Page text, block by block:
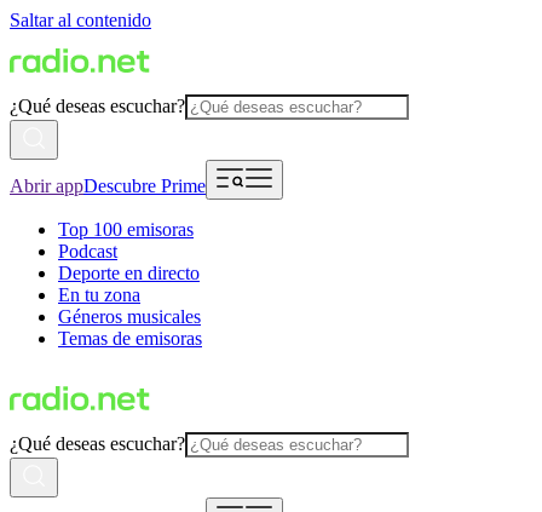
Saltar al contenido
¿Qué deseas escuchar?
Abrir appDescubre Prime
Top 100 emisoras
Podcast
Deporte en directo
En tu zona
Géneros musicales
Temas de emisoras
¿Qué deseas escuchar?